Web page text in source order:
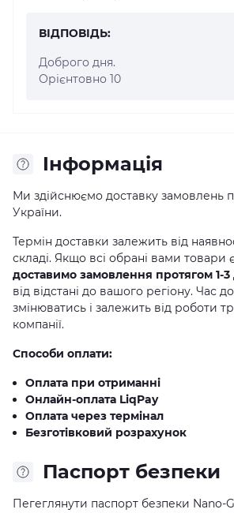
ВІДПОВІДЬ:
Доброго дня.
Орієнтовно 10
Iнформація
Ми здійснюємо доставку замовлень
України.
Термін доставки залежить від
складі. Якщо всі обрані вами товари
доставимо замовлення протягом 1-3
від відстані до вашого регіону. Час
змінюватись і залежить від роботи
компанії.
Способи оплати:
Оплата при отриманні
Онлайн-оплата LiqPay
Оплата через термінал
Безготівковий розрахунок
Паспорт безпеки
Пегеглянути паспорт безпеки Nano-